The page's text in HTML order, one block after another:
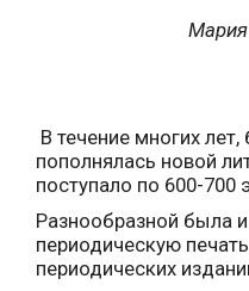
Мария
В течение многих
пополнялась новой
поступало по 600-700
Разнообразной была
периодическую
периодических